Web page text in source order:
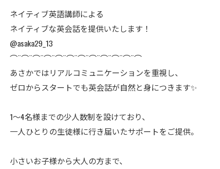
ネイティブ英語講師による
ネイティブな英会話を提供いたします！
@asaka29_13
⌒¨⌒¨⌒¨⌒¨⌒¨⌒¨⌒¨⌒¨⌒¨⌒¨⌒¨⌒
あさかではリアルコミュニケーションを重視し、
ゼロからスタートでも英会話が自然と身につきます✨
1〜4名様までの少人数制を設けており、
一人ひとりの生徒様に行き届いたサポートをご提供。
小さいお子様から大人の方まで、